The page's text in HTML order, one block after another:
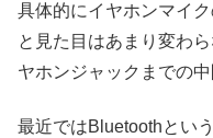
具体的にイヤホンマイ
と見た目はあまり変わ
ヤホンジャックまでの
最近ではBluetoothとい